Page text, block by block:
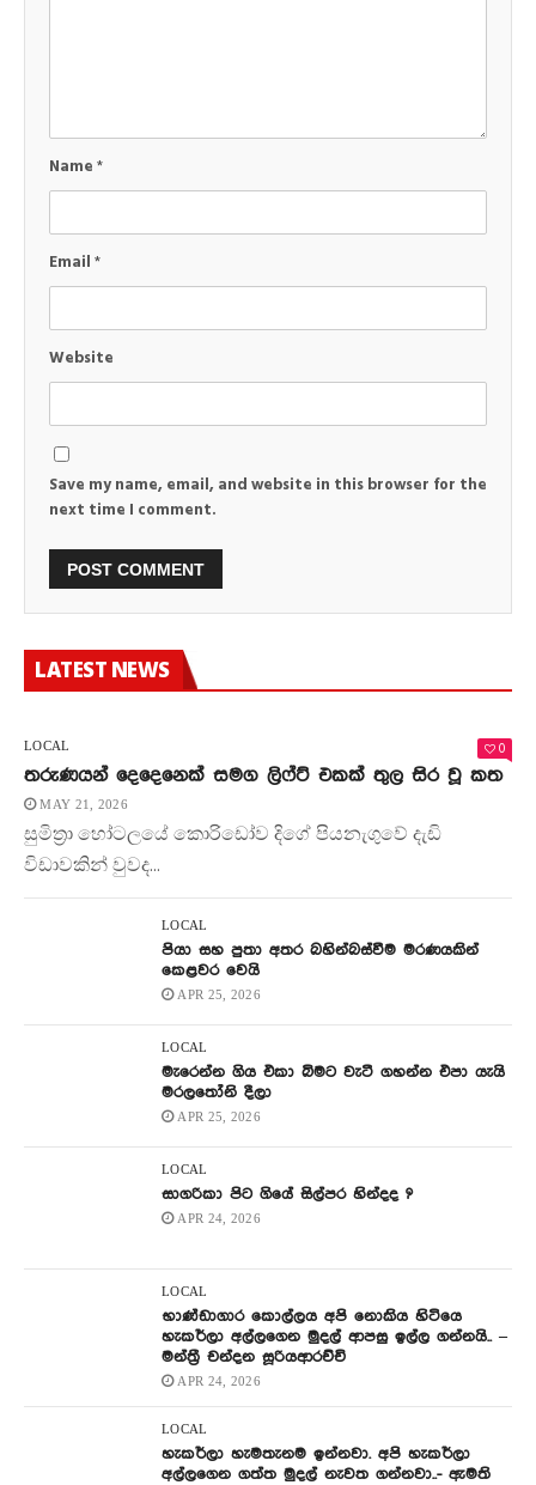
Name*
Email*
Website
Save my name, email, and website in this browser for the
next time I comment.
LATEST NEWS
LOCAL 0
තරුණයන් දෙදෙනෙක් සමග ලිෆ්ට් එකක් තුල සිර වූ කත
MAY 21, 2026
සුමිත්‍රා හෝටලයේ කොරිඩෝව දිගේ පියනැගුවේ දැඩි
විඩාවකින් වුවද...
LOCAL
පියා සහ පුතා අතර බහින්බස්වීම මරණයකින්
කෙළවර වෙයි
APR 25, 2026
LOCAL
මැරෙන්න ගිය එකා බිමට වැටී ගහන්න එපා යැයි
මරලතෝනි දීලා
APR 25, 2026
LOCAL
සාගරිකා පිට ගියේ සිල්පර හින්දද ?
APR 24, 2026
LOCAL
භාණ්ඩාගාර කොල්ලය අපි නොකිය හිටියෙ
හැකර්ලා අල්ලගෙන මුදල් ආපසු ඉල්ල ගන්නයි.. –
මන්ත්‍රී චන්දන සූරියආරච්චි
APR 24, 2026
LOCAL
හැකර්ලා හැමතැනම ඉන්නවා. අපි හැකර්ලා
අල්ලගෙන ගත්ත මුදල් නැවත ගන්නවා..- ඇමති